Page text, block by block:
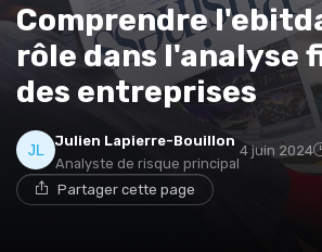
Comprendre
rôle dans l'analyse
des entreprises
Julien Lapierre-Bouillon
Analyste de risque principal
4 juin 2024
Partager cette page